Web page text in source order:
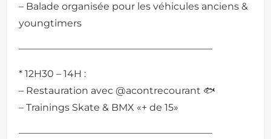
– Balade organisée pour les véhicules anciens &
youngtimers
————————————————————
* 12H30 – 14H :
– Restauration avec @acontrecourant 🐟
– Trainings Skate & BMX «+ de 15»
————————————————————